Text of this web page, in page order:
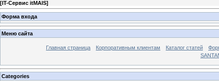
[IT-Сервис itMAIS]
Форма входа
Меню сайта
Главная страница Корпоративным клиентам Каталог статей
Categories